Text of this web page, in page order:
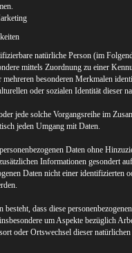
natürliche Person (im
mittels Zuordnung zu einer
besonderen Merkmalen
oder sozialen Identität dieser
jede solche Vorgangsreihe im
jeden Umgang mit Daten.
Daten ohne
Informationen gesondert
Daten nicht einer identifizierten
dass diese
um Aspekte bezüglich
oder Ortswechsel dieser